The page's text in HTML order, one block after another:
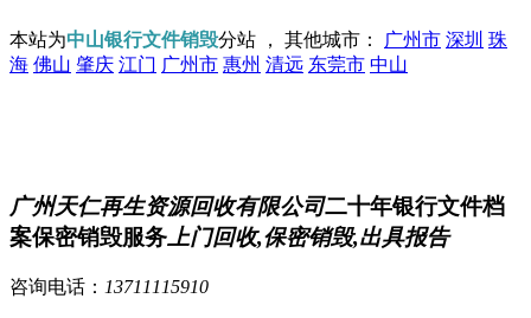
本站为中山银行文件销毁分站 ， 其他城市： 广州市 深圳 珠
海 佛山 肇庆 江门 广州市 惠州 清远 东莞市 中山
广州天仁再生资源回收有限公司二十年银行文件档
案保密销毁服务 上门回收,保密销毁,出具报告
咨询电话： 13711115910